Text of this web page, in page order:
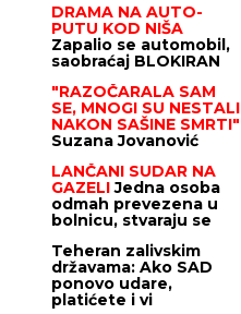
DRAMA NA AUTO-
PUTU KOD NIŠA
Zapalio se automobil,
saobraćaj BLOKIRAN
"RAZOČARALA SAM
SE, MNOGI SU NESTALI
NAKON SAŠINE SMRTI"
Suzana Jovanović
zaboravili ljudi sa
estrade: "Plaše se"
LANČANI SUDAR NA
GAZELIJedna osoba
odmah prevezena u
bolnicu, stvaraju se
Teheran zalivskim
državama: Ako SAD
ponovo udare,
platićete i vi